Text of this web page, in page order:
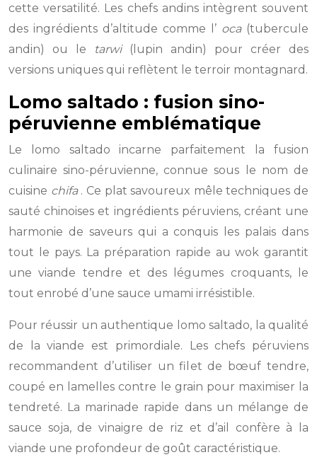
cette versatilité. Les chefs andins intègrent souvent
des ingrédients d’altitude comme l’ oca (tubercule
andin) ou le
tarwi (lupin andin) pour créer des
versions uniques qui reflètent le terroir montagnard.
Lomo saltado : fusion sino-
péruvienne emblématique
Le lomo saltado incarne parfaitement la fusion
culinaire sino-péruvienne, connue sous le nom de
cuisine chifa . Ce plat savoureux mêle techniques de
sauté chinoises et ingrédients péruviens, créant une
harmonie de saveurs qui a conquis les palais dans
tout le pays. La préparation rapide au wok garantit
une viande tendre et des légumes croquants, le
tout enrobé d’une sauce umami irrésistible.
Pour réussir un authentique lomo saltado, la qualité
de la viande est primordiale. Les chefs péruviens
recommandent d’utiliser un filet de bœuf tendre,
coupé en lamelles contre le grain pour maximiser la
tendreté. La marinade rapide dans un mélange de
sauce soja, de vinaigre de riz et d’ail confère à la
viande une profondeur de goût caractéristique.